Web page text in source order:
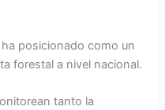
posicionado como un
forestal a nivel nacional.
tanto la